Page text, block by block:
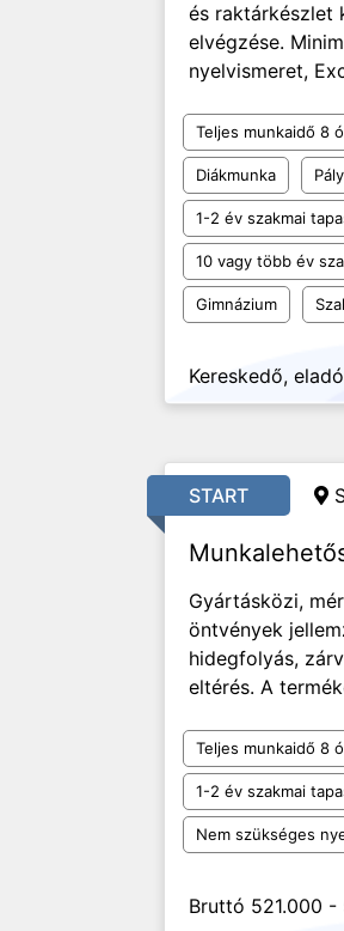
és raktárkészlet
elvégzése.
nyelvismeret,
Teljes munkaidő 8
Diákmunka
1-2 év szakmai
10 vagy több év
Gimnázium
Kereskedő, eladó
START
Gyártásközi,
öntvények
hidegfolyás,
eltérés. A
Teljes munkaidő 8
1-2 év szakmai
Nem szükséges
Bruttó 521.000